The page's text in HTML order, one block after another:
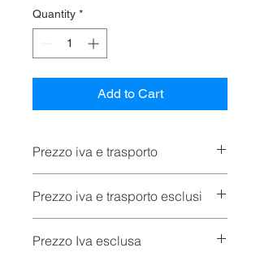
Quantity *
Add to Cart
Prezzo iva e trasporto
Prezzo iva e trasporto esclusi
Prezzo Iva esclusa